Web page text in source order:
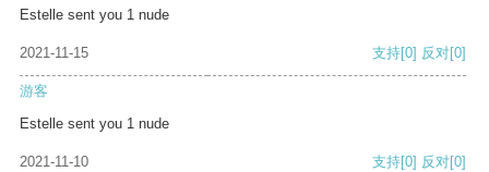
Estelle sent you 1 nude
2021-11-15 支持[0] 反对[0]
游客
Estelle sent you 1 nude
2021-11-10 支持[0] 反对[0]